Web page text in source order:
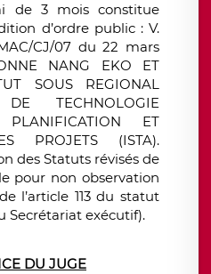
de 3 mois constitue
d’ordre public : V.
CJ/07 du 22 mars
NANG EKO ET
SOUS REGIONAL
DE TECHNOLOGIE
ET
PROJETS (ISTA).
des Statuts révisés de
pour non observation
l’article 113 du statut
Secrétariat exécutif).
DU JUGE